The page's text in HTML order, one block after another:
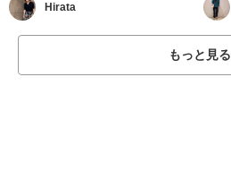
Hirata
もっと見る